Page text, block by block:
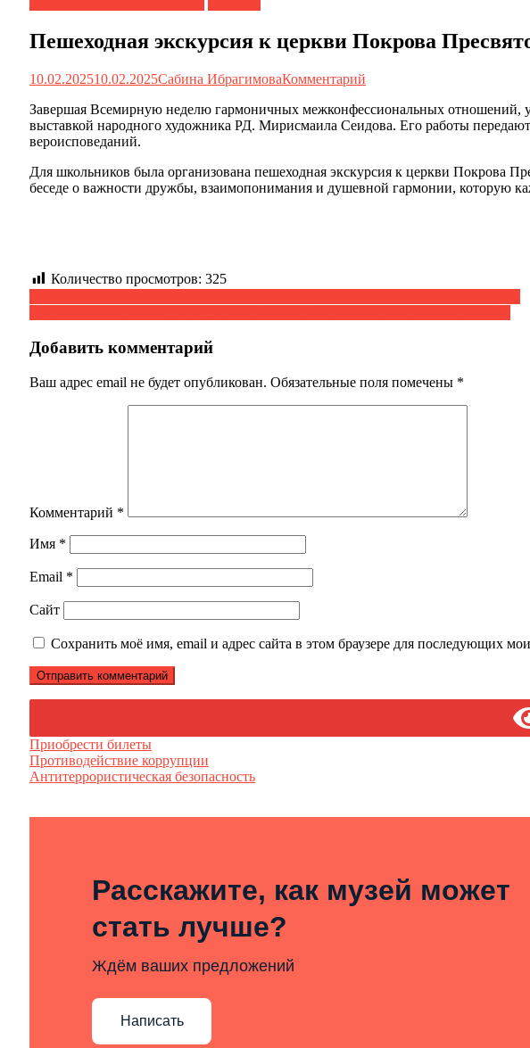
Пешеходная экскурсия к церкви Покрова
10.02.202510.02.2025Сабина ИбрагимоваКомментарий
Завершая Всемирную неделю гармоничных межконфессиональных отношений,
выставкой народного художника РД. Мирисмаила Сеидова. Его работы
вероисповеданий.
Для школьников была организована пешеходная экскурсия к церкви Покрова
беседе о важности дружбы, взаимопонимания и душевной гармонии, которую
Количество просмотров: 325
Навигация
по
записям
Добавить комментарий
Ваш адрес email не будет опубликован. Обязательные поля помечены *
Комментарий *
Имя *
Email *
Сайт
Сохранить моё имя, email и адрес сайта в этом браузере для последующих
Приобрести билеты
Противодействие коррупции
Антитеррористическая безопасность
Расскажите, как музей может
стать лучше?
Ждём ваших предложений
Написать